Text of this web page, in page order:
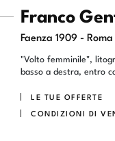
Franco
Faenza 1909 - Roma
"Volto femminile",
basso a destra, entro
LE TUE OFFERTE
CONDIZIONI DI